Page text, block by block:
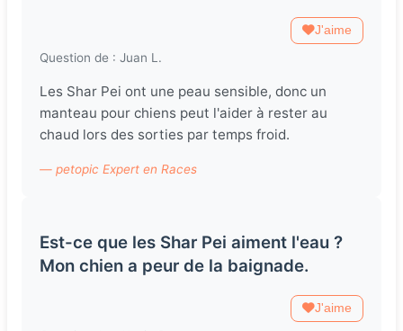
J'aime
Question de : Juan L.
Les Shar Pei ont une peau sensible, donc un
manteau pour chiens peut l'aider à rester au
chaud lors des sorties par temps froid.
— petopic Expert en Races
Est-ce que les Shar Pei aiment l'eau ?
Mon chien a peur de la baignade.
J'aime